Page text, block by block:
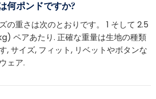
何ポンドですか?
の重さは次のとおりです。 1 そして 2.5
ペアあたり. 正確な重量は生地の種類
, サイズ, フィット, リベットやボタンな
ェア.